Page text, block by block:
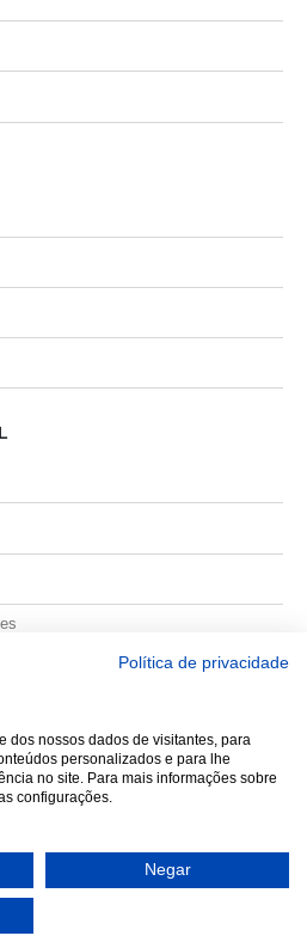
© 2026. All Rights Reserved
Política de privacidade
dos nossos dados de visitantes, para
personalizados e para lhe
no site. Para mais informações sobre
configurações.
Negar